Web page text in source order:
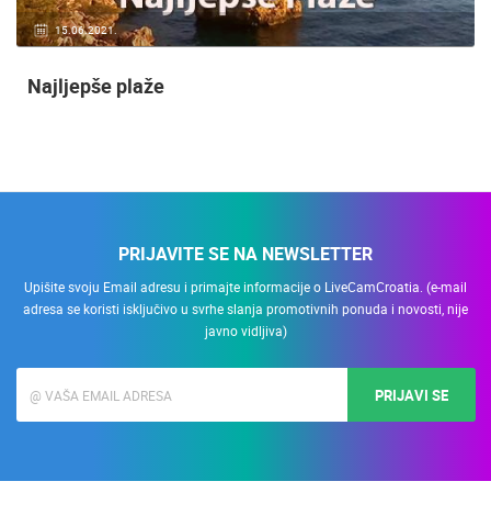
15.06.2021.
Najljepše plaže
PRIJAVITE SE NA NEWSLETTER
Upišite svoju Email adresu i primajte informacije o LiveCamCroatia. (e-mail
adresa se koristi isključivo u svrhe slanja promotivnih ponuda i novosti, nije
javno vidljiva)
PRIJAVI SE